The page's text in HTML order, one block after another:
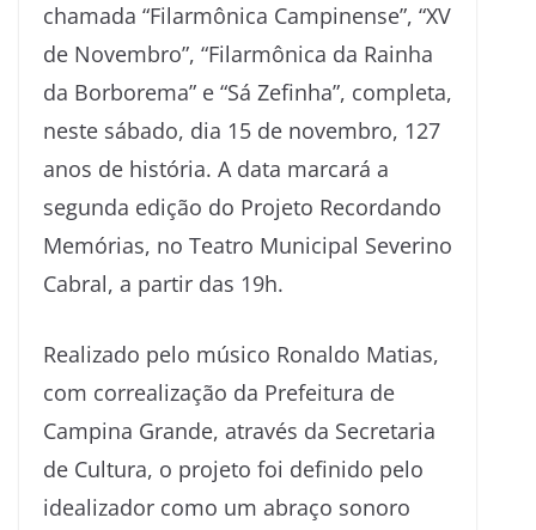
chamada “Filarmônica Campinense”, “XV
de Novembro”, “Filarmônica da Rainha
da Borborema” e “Sá Zefinha”, completa,
neste sábado, dia 15 de novembro, 127
anos de história. A data marcará a
segunda edição do Projeto Recordando
Memórias, no Teatro Municipal Severino
Cabral, a partir das 19h.
Realizado pelo músico Ronaldo Matias,
com correalização da Prefeitura de
Campina Grande, através da Secretaria
de Cultura, o projeto foi definido pelo
idealizador como um abraço sonoro